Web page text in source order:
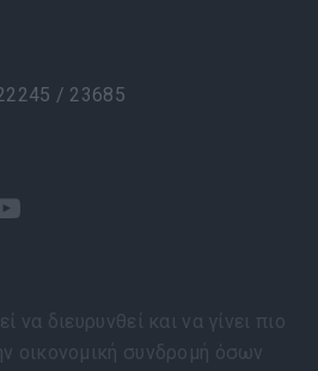
/ 23685
διευρυνθεί και να γίνει πιο
οικονομική συνδρομή όσων